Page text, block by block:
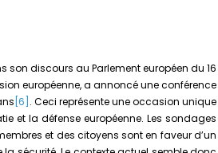
son discours au Parlement européen du 16
européenne, a annoncé une conférence
[6] . Ceci représente une occasion unique
et la défense européenne. Les sondages
et des citoyens sont en faveur d’un